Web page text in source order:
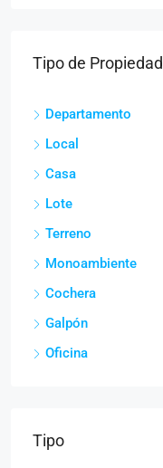
Tipo de Propiedad
Departamento
Local
Casa
Lote
Terreno
Monoambiente
Cochera
Galpón
Oficina
Tipo